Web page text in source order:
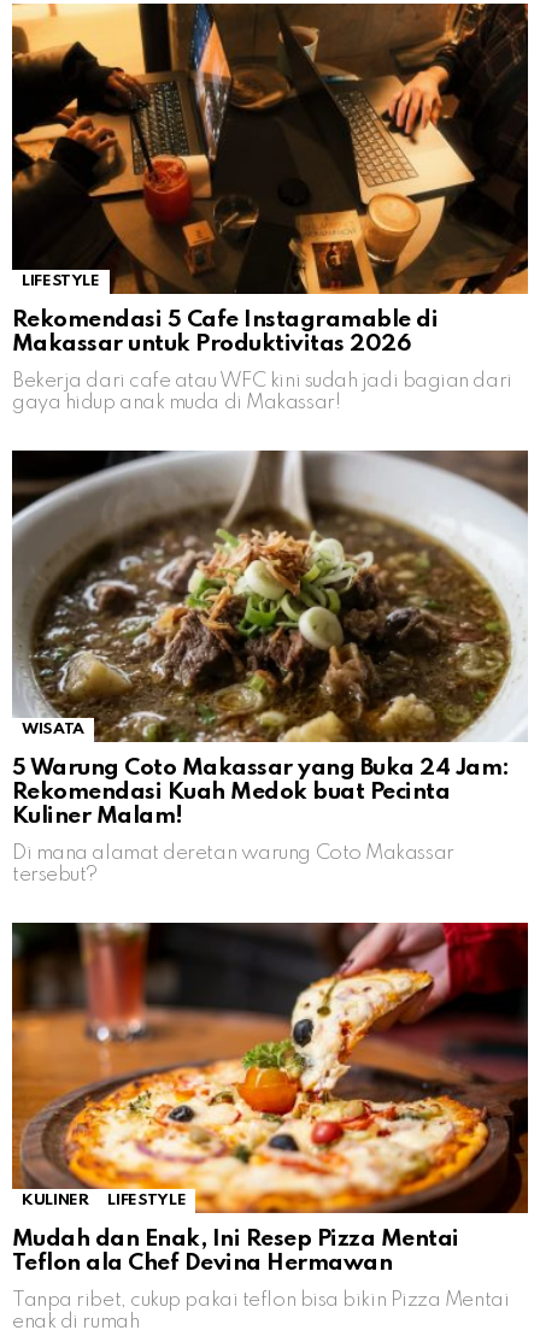
LIFESTYLE
Rekomendasi 5 Cafe Instagramable di
Makassar untuk Produktivitas 2026
Bekerja dari cafe atau WFC kini sudah jadi bagian dari
gaya hidup anak muda di Makassar!
WISATA
5 Warung Coto Makassar yang Buka 24 Jam:
Rekomendasi Kuah Medok buat Pecinta
Kuliner Malam!
Di mana alamat deretan warung Coto Makassar
tersebut?
KULINER LIFESTYLE
Mudah dan Enak, Ini Resep Pizza Mentai
Teflon ala Chef Devina Hermawan
Tanpa ribet, cukup pakai teflon bisa bikin Pizza Mentai
enak di rumah